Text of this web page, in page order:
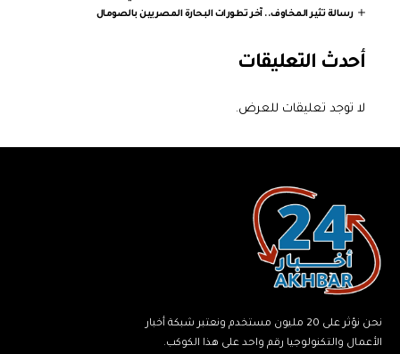
رسالة تثير المخاوف.. آخر تطورات البحارة المصريين بالصومال
أحدث التعليقات
لا توجد تعليقات للعرض.
نحن نؤثر على 20 مليون مستخدم ونعتبر شبكة أخبار
الأعمال والتكنولوجيا رقم واحد على هذا الكوكب.